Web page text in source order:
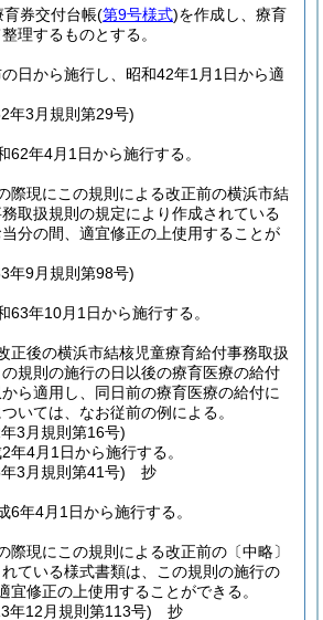
育券交付台帳(第9号様式)を作成し、療育
理するものとする。
日から施行し、昭和42年1月1日から適
年3月規則第29号)
62年4月1日から施行する。
際現にこの規則による改正前の横浜市結
取扱規則の規定により作成されている
分の間、適宜修正の上使用することが
年9月規則第98号)
63年10月1日から施行する。
正後の横浜市結核児童療育給付事務取扱
規則の施行の日以後の療育医療の給付
ら適用し、同日前の療育医療の給付に
いては、なお従前の例による。
3月規則第16号)
年4月1日から施行する。
3月規則第41号) 抄
6年4月1日から施行する。
際現にこの規則による改正前の〔中略〕
ている様式書類は、この規則の施行の
宜修正の上使用することができる。
年12月規則第113号) 抄